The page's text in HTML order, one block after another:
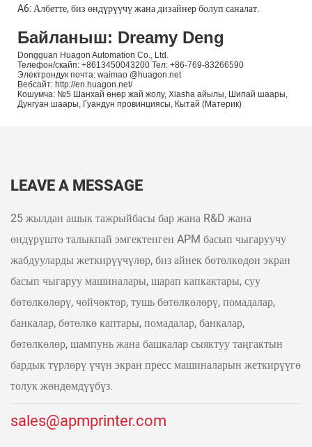
A6: Албетте, биз өндүрүүчү жана дизайнер болуп саналат.
Байланыш: Dreamy Deng
Dongguan Huagon Automation Co., Ltd.
Телефон/скайп: +8613450043200 Тел: +86-769-83266590
Электрондук почта: waimao @huagon.net
Вебсайт: http://en.huagon.net/
Кошумча: №5 Шанхай өнөр жай жолу, Xiasha айылы, Шипай шаары,
Дунгуан шаары, Гуандун провинциясы, Кытай (Материк)
LEAVE A MESSAGE
25 жылдан ашык тажрыйбасы бар жана R&D жана
өндүрүштө талыкпай эмгектенген APM басып чыгаруучу
жабдууларды жеткирүүчүлөр, биз айнек бөтөлкөдөн экран
басып чыгаруу машиналары, шарап капкактары, суу
бөтөлкөлөрү, чөйчөктөр, тушь бөтөлкөлөрү, помадалар,
банкалар, бөтөлкө каптары, помадалар, банкалар,
бөтөлкөлөр, шампунь жана башкалар сыяктуу таңгактын
бардык түрлөрү үчүн экран пресс машиналарын жеткирүүгө
толук жөндөмдүүбүз.
sales@apmprinter.com